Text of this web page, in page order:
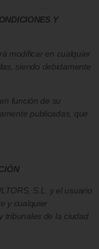
Y
modificar en cualquier
siendo debidamente
función de su
publicadas, que
S.L. y el usuario
y cualquier
tribunales de la ciudad